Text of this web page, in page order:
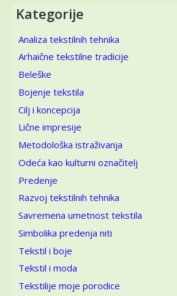
Kategorije
Analiza tekstilnih tehnika
Arhaične tekstilne tradicije
Beleške
Bojenje tekstila
Cilj i koncepcija
Lične impresije
Metodološka istraživanja
Odeća kao kulturni označitelj
Predenje
Razvoj tekstilnih tehnika
Savremena umetnost tekstila
Simbolika predenja niti
Tekstil i boje
Tekstil i moda
Tekstilije moje porodice